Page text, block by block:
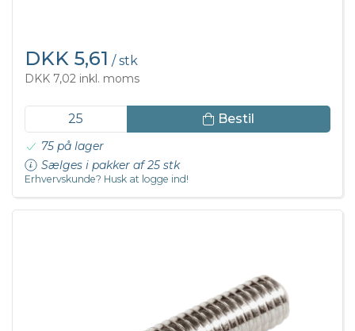
DKK 5,61 / stk
DKK 7,02 inkl. moms
Bestil
75 på lager
Sælges i pakker af 25 stk
Erhvervskunde? Husk at logge ind!